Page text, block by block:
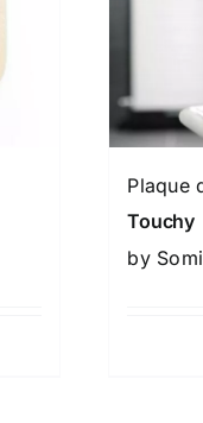
Plaque
Touchy
by